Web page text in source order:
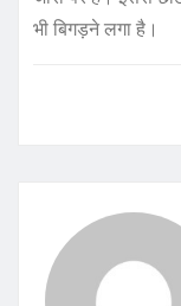
भी बिगड़ने लगा है।